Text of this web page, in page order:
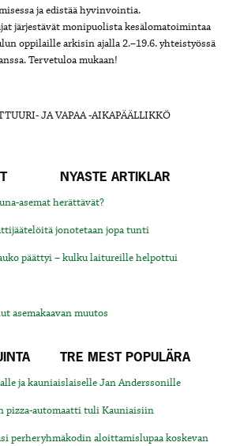
ja edistää hyvinvointia.
järjestävät monipuolista kesälomatoimintaa
oppilaille arkisin ajalla 2.–19.6. yhteistyössä
Tervetuloa mukaan!
JA VAPAA -AIKAPÄÄLLIKKÖ
NYASTE ARTIKLAR
asemat herättävät?
jonotetaan jopa tunti
päättyi – kulku laitureille helpottui
asemakaavan muutos
TRE MEST POPULÄRA
ja kauniaislaiselle Jan Anderssonille
pizza-automaatti tuli Kauniaisiin
perheryhmäkodin aloittamislupaa koskevan